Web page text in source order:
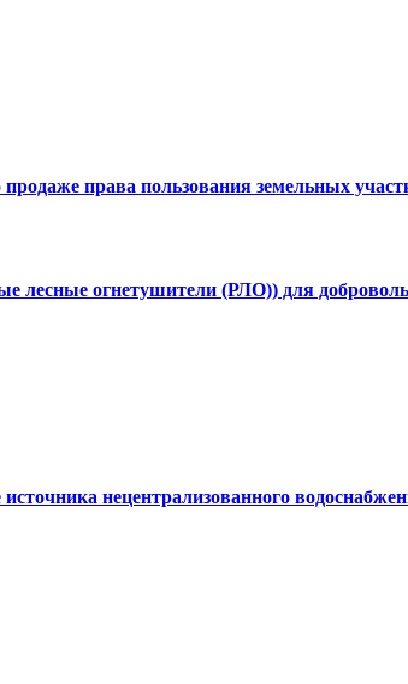
права пользования земельных
лесные огнетушители (РЛО)) для
нецентрализованного